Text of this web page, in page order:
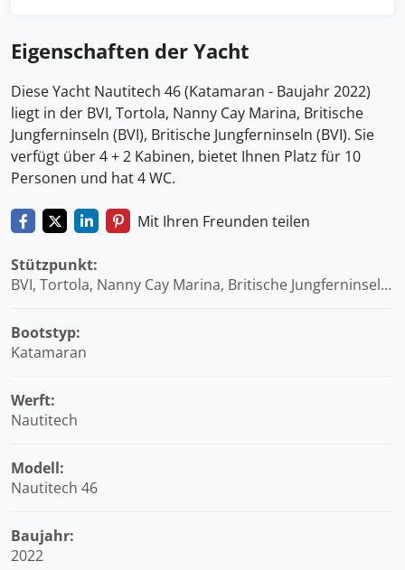
Eigenschaften der Yacht
Diese Yacht Nautitech 46 (Katamaran - Baujahr 2022)
liegt in der BVI, Tortola, Nanny Cay Marina, Britische
Jungferninseln (BVI), Britische Jungferninseln (BVI). Sie
verfügt über 4 + 2 Kabinen, bietet Ihnen Platz für 10
Personen und hat 4 WC.
Mit Ihren Freunden teilen
Stützpunkt:
BVI, Tortola, Nanny Cay Marina, Britische Jungferninseln
Bootstyp:
Katamaran
Werft:
Nautitech
Modell:
Nautitech 46
Baujahr:
2022